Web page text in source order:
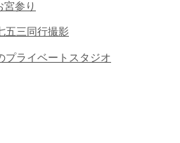
宮参り
五三同行撮影
プライベートスタジオ